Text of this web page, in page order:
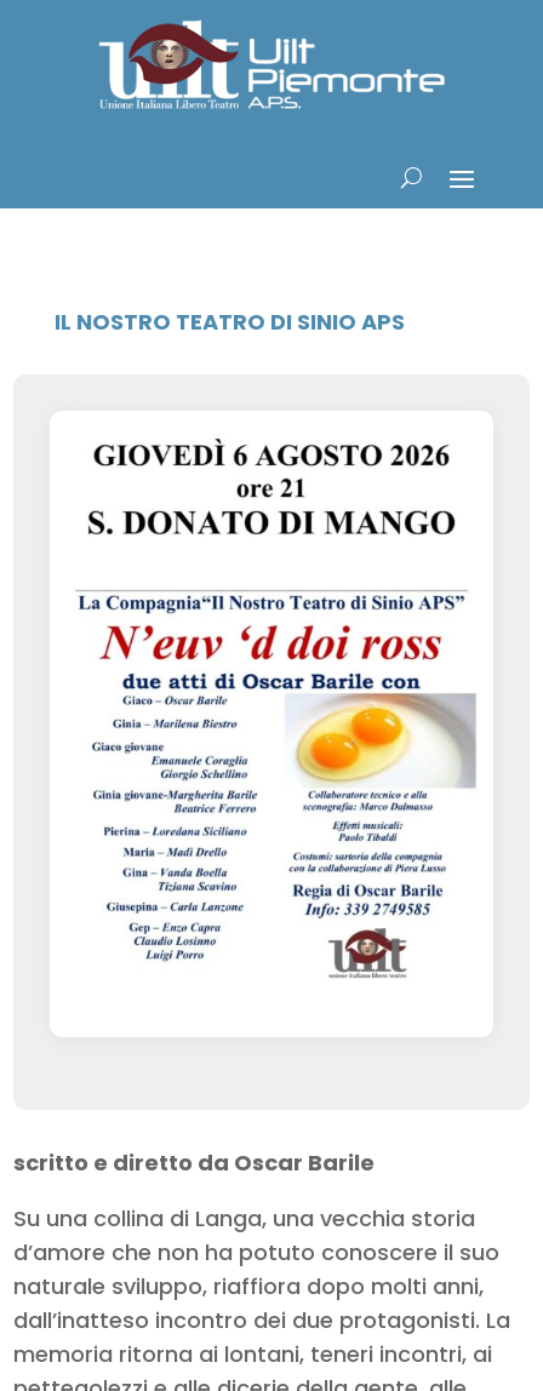
IL NOSTRO TEATRO DI SINIO APS
scritto e diretto da Oscar Barile
Su una collina di Langa, una vecchia storia
d’amore che non ha potuto conoscere il suo
naturale sviluppo, riaffiora dopo molti anni,
dall’inatteso incontro dei due protagonisti. La
memoria ritorna ai lontani, teneri incontri, ai